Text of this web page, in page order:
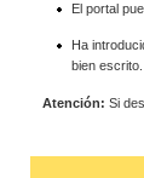
El portal
Ha
bien escrito.
Atención: Si